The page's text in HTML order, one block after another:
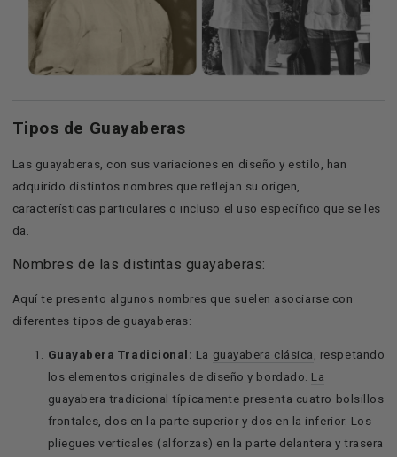
Tipos de Guayaberas
Las guayaberas, con sus variaciones en diseño y estilo, han
adquirido distintos nombres que reflejan su origen,
características particulares o incluso el uso específico que se les
da.
Nombres de las distintas guayaberas:
Aquí te presento algunos nombres que suelen asociarse con
diferentes tipos de guayaberas:
Guayabera Tradicional: La guayabera clásica, respetando
los elementos originales de diseño y bordado. La
guayabera tradicional típicamente presenta cuatro bolsillos
frontales, dos en la parte superior y dos en la inferior. Los
pliegues verticales (alforzas) en la parte delantera y trasera